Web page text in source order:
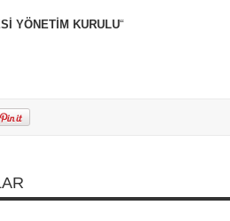
YÖNETİM KURULU“